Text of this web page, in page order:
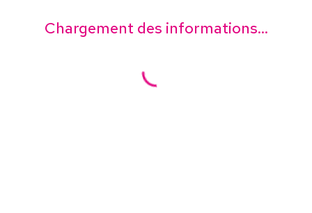
Chargement des informations...